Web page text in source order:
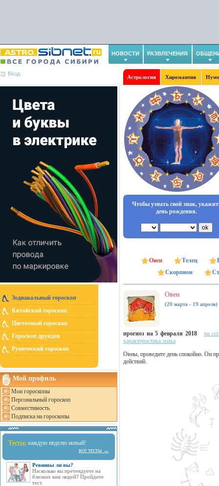
НОВОСТИ РАЗВЛЕЧЕНИЯ
Вход
Астрология Хиромантия
Зодиакальный гороскоп
Китайский гороскоп
Цветочный гороскоп
Гороскоп друидов
Рунический гороскоп
Мой профиль
Мои гороскопы
Персональный гороскоп
Совместимость
Подписка на гороскопы
Тесты: каждую неделю новый!
все тесты →
Ревнивы ли вы?
Насколько вы претендуете на
близких вам людей? Пройдите
тест.
Чтобы узнать свой знак,
день рождения.
Овен Телец
Скорпион
Овен
(20 марта - 19 апреля)
прогноз на 5 февраля 2018
на
характеристика знака
Овны, проведите день спокойно. Он
действий.